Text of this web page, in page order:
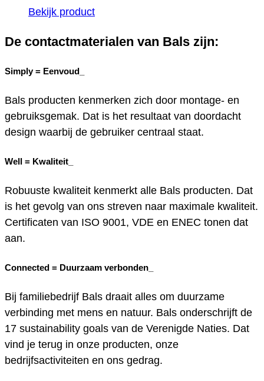
Bekijk product
De contactmaterialen van Bals zijn:
Simply = Eenvoud_
Bals producten kenmerken zich door montage- en
gebruiksgemak. Dat is het resultaat van doordacht
design waarbij de gebruiker centraal staat.
Well = Kwaliteit_
Robuuste kwaliteit kenmerkt alle Bals producten. Dat
is het gevolg van ons streven naar maximale kwaliteit.
Certificaten van ISO 9001, VDE en ENEC tonen dat
aan.
Connected = Duurzaam verbonden_
Bij familiebedrijf Bals draait alles om duurzame
verbinding met mens en natuur. Bals onderschrijft de
17 sustainability goals van de Verenigde Naties. Dat
vind je terug in onze producten, onze
bedrijfsactiviteiten en ons gedrag.